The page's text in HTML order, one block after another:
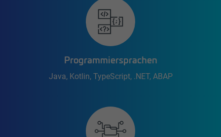
Programmiersprachen
Java, Kotlin, TypeScript, .NET, ABAP